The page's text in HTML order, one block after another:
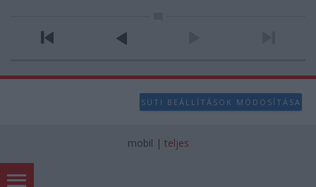
SÜTI BEÁLLÍTÁSOK MÓDOSÍTÁSA
mobil | teljes